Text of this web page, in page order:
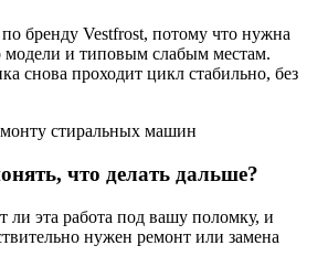
бренду Vestfrost, потому что нужна
модели и типовым слабым местам.
снова проходит цикл стабильно, без
стиральных машин
что делать дальше?
ли эта работа под вашу поломку, и
нужен ремонт или замена